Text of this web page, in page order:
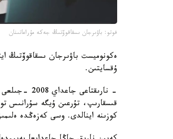
فوتو: باۋىرجان ىسقاقوۆتىڭ جەكە مۇراعاتىنان
ەكونوميست باۋىرجان ىسقاقوۆتىڭ
ۇقسايتىن.
-
قىسقارىپ، تۇرعىن ۇيگە سۇرانىس
كوزىنە اينالدى. وسى كەزەڭدە